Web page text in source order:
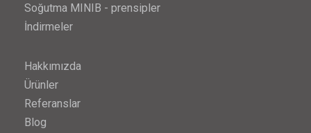
Soğutma MINIB - prensipler
İndirmeler
Hakkımızda
Ürünler
Referanslar
Blog